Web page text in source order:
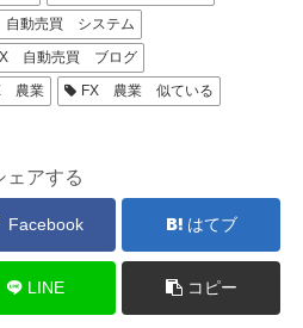
動売買 システム
自動売買 ブログ
農業
FX 農業 似ている
ェアする
Facebook はてブ
LINE コピー